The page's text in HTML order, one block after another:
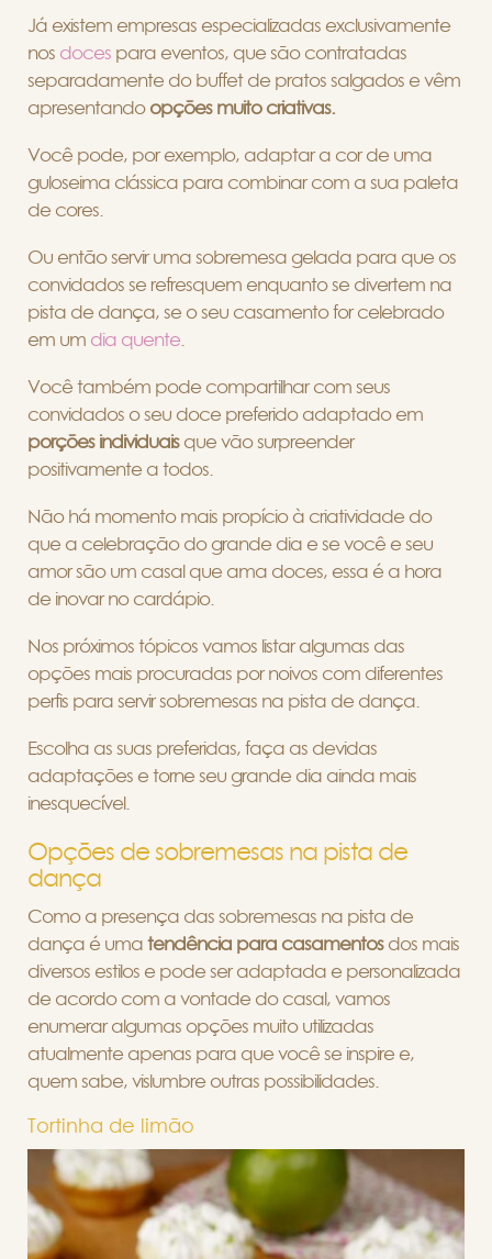
Já existem empresas especializadas exclusivamente
nos doces para eventos, que são contratadas
separadamente do buffet de pratos salgados e vêm
apresentandoopções muito criativas.
Você pode, por exemplo, adaptar a cor de uma
guloseima clássica para combinar com a sua paleta
de cores.
Ou então servir uma sobremesa gelada para que os
convidados se refresquem enquanto se divertem na
pista de dança, se o seu casamento for celebrado
em um dia quente
Você também pode compartilhar com seus
convidados o seu doce preferido adaptado em
porções individuaisque vão surpreender
positivamente a todos.
Não há momento mais propício à criatividade do
que a celebração do grande dia e se você e seu
amor são um casal que ama doces, essa é a hora
de inovar no cardápio.
Nos próximos tópicos vamos listar algumas das
opções mais procuradas por noivos com diferentes
perfis para servir sobremesas na pista de dança.
Escolha as suas preferidas, faça as devidas
adaptações e torne seu grande dia ainda mais
inesquecível.
Opções de sobremesas na pista de
dança
Como a presença das sobremesas na pista de
dança é uma tendência para casamentos dos mais
diversos estilos e pode ser adaptada e personalizada
de acordo com a vontade do casal, vamos
enumerar algumas opções muito utilizadas
atualmente apenas para que você se inspire e,
quem sabe, vislumbre outras possibilidades.
Tortinha de limão